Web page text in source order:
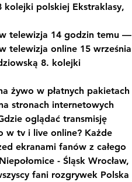
kolejki polskiej Ekstraklasy,
telewizja 14 godzin temu —
telewizja online 15 września
8. kolejki
żywo w płatnych pakietach
stronach internetowych
oglądać transmisję
w tv i live online? Każde
ekranami fanów z całego
- Śląsk Wrocław,
fani rozgrywek Polska